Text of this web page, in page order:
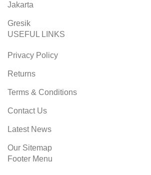
Jakarta
Gresik
USEFUL LINKS
Privacy Policy
Returns
Terms & Conditions
Contact Us
Latest News
Our Sitemap
Footer Menu